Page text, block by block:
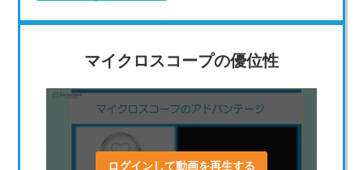
マイクロスコープの優位性
ログインして動画を再生する